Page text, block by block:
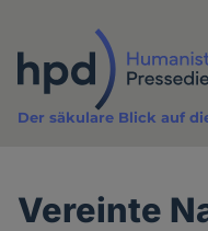
Inhalt
Der säkulare Blick auf
Vereinte